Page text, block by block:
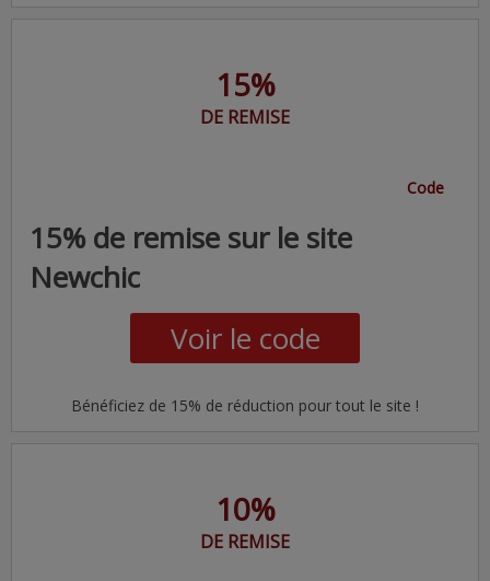
15%
DE REMISE
Code
15% de remise sur le site
Newchic
Voir le code
Bénéficiez de 15% de réduction pour tout le site !
10%
DE REMISE